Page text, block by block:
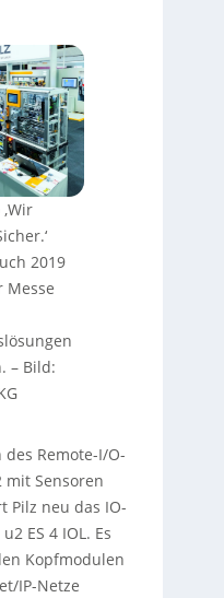
2019
Messe
– Bild:
Remote-I/O-
mit Sensoren
Pilz neu das IO-
ES 4 IOL. Es
Kopfmodulen
IP-Netze